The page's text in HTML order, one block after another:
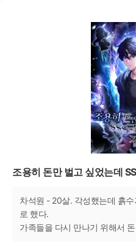
조용히 돈만 벌고 싶었는데
차석원 - 20살. 각성했는데 흙
로 했다.
가족들을 다시 만나기 위해서